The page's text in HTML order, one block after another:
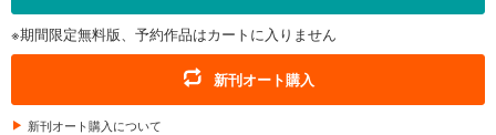
※期間限定無料版、予約作品はカートに入りません
新刊オート購入
新刊オート購入について